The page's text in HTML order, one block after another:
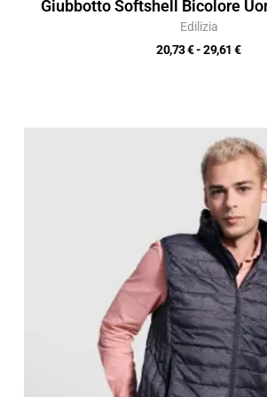
Giubbotto Softshell Bicolore
Edilizia
20,73€- 29,61€
Fascia
di
da
17,49
a